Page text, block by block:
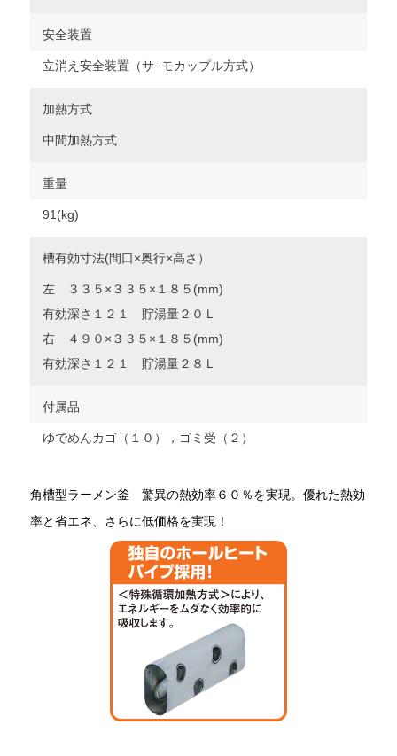
安全装置
立消え安全装置（サ−モカップル方式）
加熱方式
中間加熱方式
重量
91(kg)
槽有効寸法(間口×奥行×高さ）
左 ３３５×３３５×１８５(mm)
有効深さ１２１ 貯湯量２０Ｌ
右 ４９０×３３５×１８５(mm)
有効深さ１２１ 貯湯量２８Ｌ
付属品
ゆでめんカゴ（１０），ゴミ受（２）
角槽型ラーメン釜 驚異の熱効率６０％を実現。優れた熱効
率と省エネ、さらに低価格を実現！